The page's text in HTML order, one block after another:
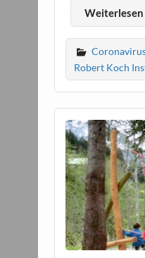
Weiterlesen
Robert Koch